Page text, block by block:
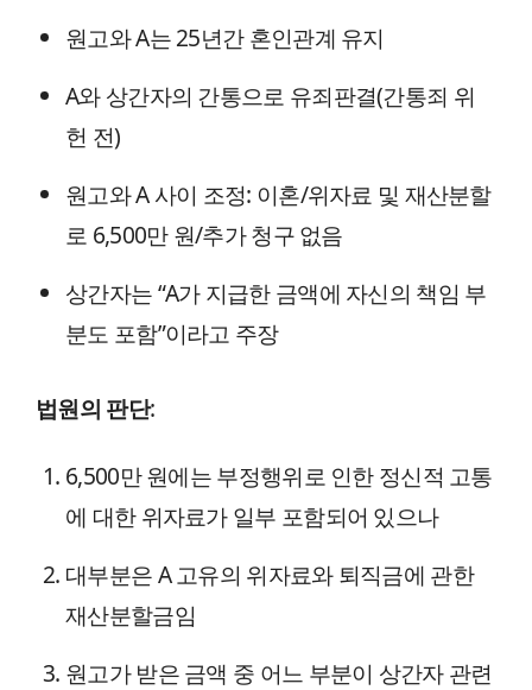
원고와 A는 25년간 혼인관계 유지
A와 상간자의 간통으로 유죄판결(간통죄 위
헌 전)
원고와 A 사이 조정: 이혼/위자료 및 재산분할
로 6,500만 원/추가 청구 없음
상간자는 “A가 지급한 금액에 자신의 책임 부
분도 포함”이라고 주장
법원의 판단:
6,500만 원에는 부정행위로 인한 정신적 고통
에 대한 위자료가 일부 포함되어 있으나
대부분은 A 고유의 위자료와 퇴직금에 관한
재산분할금임
원고가 받은 금액 중 어느 부분이 상간자 관련